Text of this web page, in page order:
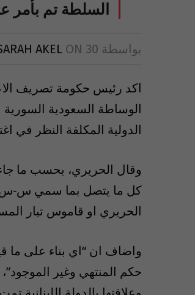
السلطة تم بأمر
بواسطة AKEL ON 30 يناير 2011
اكد رئيس حكومة تصريف
الدولية المكلفة النظر في
وقال الحريري، بحسب ما جاء
كل ما يتصل بما سمي س-س
الحريري او قاموس تيار
واضاف ان “اي بناء على ما
حكم المنتهي وغير